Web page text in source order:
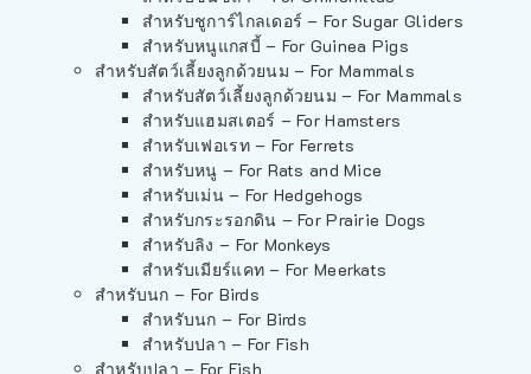
สำหรับชูการ์ไกลเดอร์ – For Sugar Gliders
สำหรับหนูแกสบี้ – For Guinea Pigs
สำหรับสัตว์เลี้ยงลูกด้วยนม – For Mammals
สำหรับสัตว์เลี้ยงลูกด้วยนม – For Mammals
สำหรับแฮมสเตอร์ – For Hamsters
สำหรับเฟอเรท – For Ferrets
สำหรับหนู – For Rats and Mice
สำหรับเม่น – For Hedgehogs
สำหรับกระรอกดิน – For Prairie Dogs
สำหรับลิง – For Monkeys
สำหรับเมียร์แคท – For Meerkats
สำหรับนก – For Birds
สำหรับนก – For Birds
สำหรับปลา – For Fish
สำหรับปลา – For Fish